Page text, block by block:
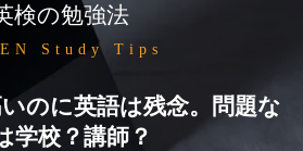
検の勉強法
Study Tips
のに英語は残念。問題な
学校？講師？